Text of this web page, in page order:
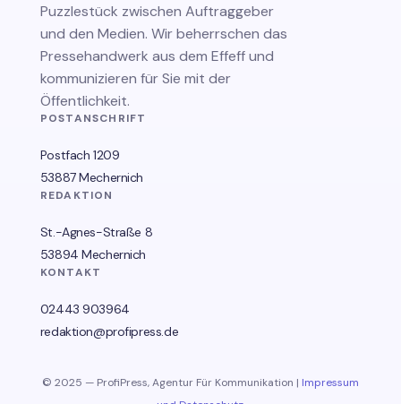
Puzzlestück zwischen Auftraggeber
und den Medien. Wir beherrschen das
Pressehandwerk aus dem Effeff und
kommunizieren für Sie mit der
Öffentlichkeit.
POSTANSCHRIFT
Postfach 1209
53887 Mechernich
REDAKTION
St.-Agnes-Straße 8
53894 Mechernich
KONTAKT
02443 903964
redaktion@profipress.de
© 2025 — ProfiPress, Agentur Für Kommunikation | Impressum